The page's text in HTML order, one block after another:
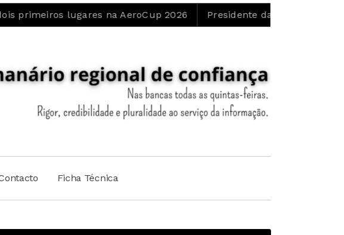
lugares na AeroCup 2026 Presidente da Junta de Cortes do
Ficha Técnica